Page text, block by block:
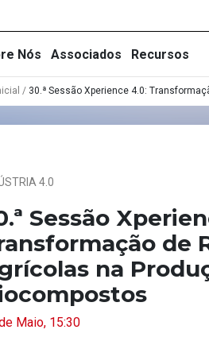
Nós Associados Recursos
/ 30.ª Sessão Xperience 4.0:
4.0
Sessão
de
na
Maio, 15:30